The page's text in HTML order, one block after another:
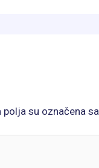
polja su označena sa